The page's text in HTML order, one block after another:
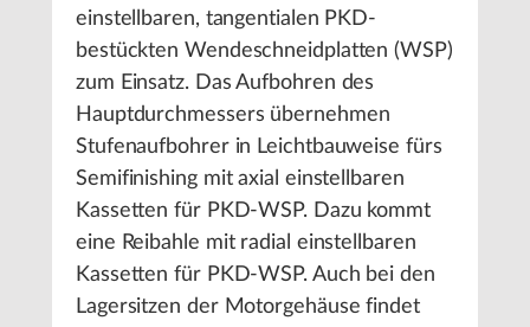
einstellbaren, tangentialen PKD-
bestückten Wendeschneidplatten (WSP)
zum Einsatz. Das Aufbohren des
Hauptdurchmessers übernehmen
Stufenaufbohrer in Leichtbauweise fürs
Semifinishing mit axial einstellbaren
Kassetten für PKD-WSP. Dazu kommt
eine Reibahle mit radial einstellbaren
Kassetten für PKD-WSP. Auch bei den
Lagersitzen der Motorgehäuse findet